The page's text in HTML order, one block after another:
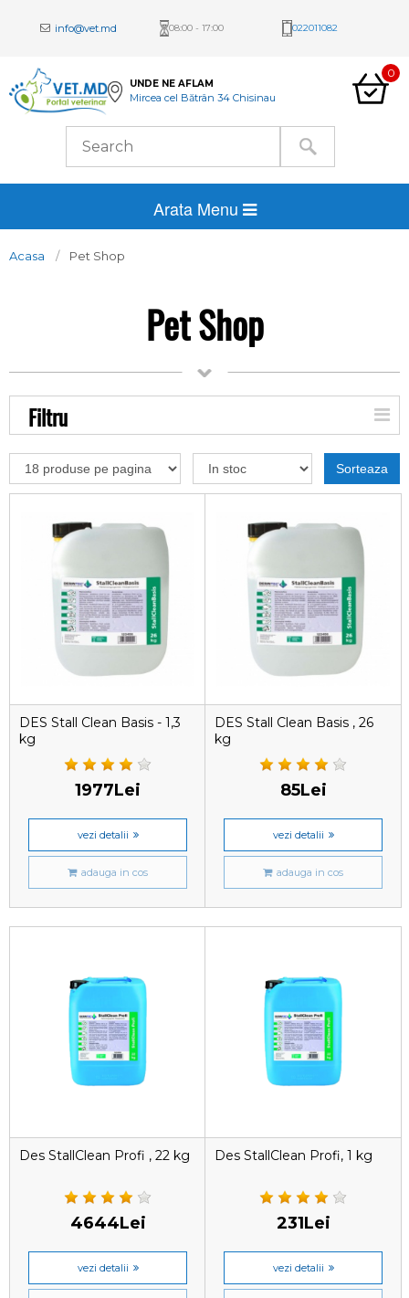
info@vet.md 08:00 - 17:00 022011082
UNDE NE AFLAM
Mircea cel Bătrân 34 Chisinau
0
Arata Menu
Acasa Pet Shop
Pet Shop
Filtru
Sorteaza
DES Stall Clean Basis - 1,3
kg
1977Lei
vezi detalii
adauga in cos
DES Stall Clean Basis , 26
kg
85Lei
vezi detalii
adauga in cos
Des StallClean Profi , 22 kg
4644Lei
vezi detalii
Des StallClean Profi, 1 kg
231Lei
vezi detalii